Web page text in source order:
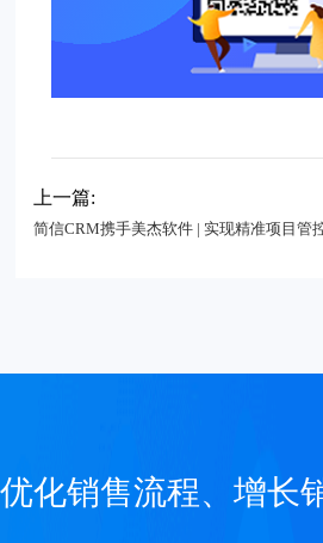
上一篇:
简信CRM携手美杰软件 | 实现精准项目管
优化销售流程、增长